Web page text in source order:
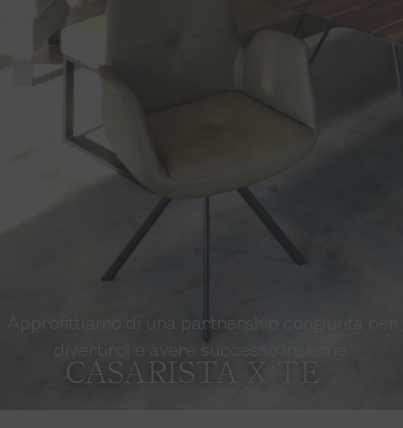
CASARISTA X TE
Approfittiamo di una partnership congiunta per
divertirci e avere successo insieme.